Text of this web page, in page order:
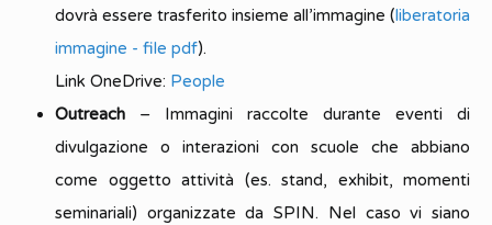
dovrà essere trasferito insieme all’immagine (liberatoria
immagine - file pdf).
Link OneDrive: People
Outreach – Immagini raccolte durante eventi di
divulgazione o interazioni con scuole che abbiano
come oggetto attività (es. stand, exhibit, momenti
seminariali) organizzate da SPIN. Nel caso vi siano